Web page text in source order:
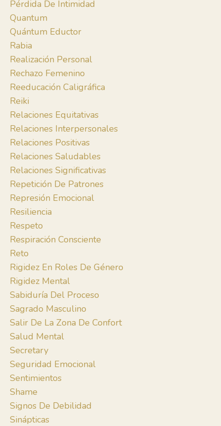
Pérdida De Intimidad
Quantum
Quántum Eductor
Rabia
Realización Personal
Rechazo Femenino
Reeducación Caligráfica
Reiki
Relaciones Equitativas
Relaciones Interpersonales
Relaciones Positivas
Relaciones Saludables
Relaciones Significativas
Repetición De Patrones
Represión Emocional
Resiliencia
Respeto
Respiración Consciente
Reto
Rigidez En Roles De Género
Rigidez Mental
Sabiduría Del Proceso
Sagrado Masculino
Salir De La Zona De Confort
Salud Mental
Secretary
Seguridad Emocional
Sentimientos
Shame
Signos De Debilidad
Sinápticas